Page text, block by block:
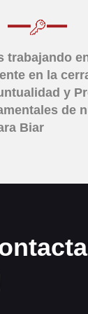
trabajando
en la
y
de
Biar